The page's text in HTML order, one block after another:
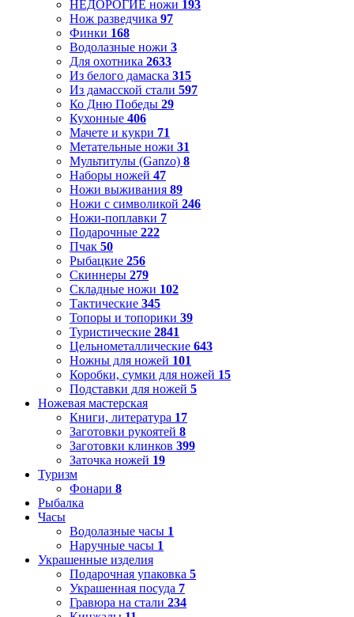
НЕДОРОГИЕ ножи 193
Нож разведчика 97
Финки 168
Водолазные ножи 3
Для охотника 2633
Из белого дамаска 315
Из дамасской стали 597
Ко Дню Победы 29
Кухонные 406
Мачете и кукри 71
Метательные ножи 31
Мультитулы (Ganzo) 8
Наборы ножей 47
Ножи выживания 89
Ножи с символикой 246
Ножи-поплавки 7
Подарочные 222
Пчак 50
Рыбацкие 256
Скиннеры 279
Складные ножи 102
Тактические 345
Топоры и топорики 39
Туристические 2841
Цельнометаллические 643
Ножны для ножей 101
Коробки, сумки для ножей 15
Подставки для ножей 5
Ножевая мастерская
Книги, литература 17
Заготовки рукоятей 8
Заготовки клинков 399
Заточка ножей 19
Туризм
Фонари 8
Рыбалка
Часы
Водолазные часы 1
Наручные часы 1
Украшенные изделия
Подарочная упаковка 5
Украшенная посуда 7
Гравюра на стали 234